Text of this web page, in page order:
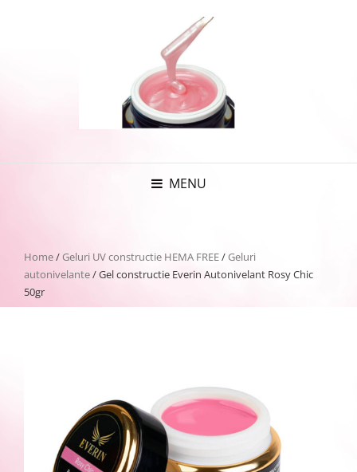
MENU
Home/Geluri UV constructie HEMA FREE/Geluri
autonivelante/ Gel constructie Everin Autonivelant Rosy Chic
50gr